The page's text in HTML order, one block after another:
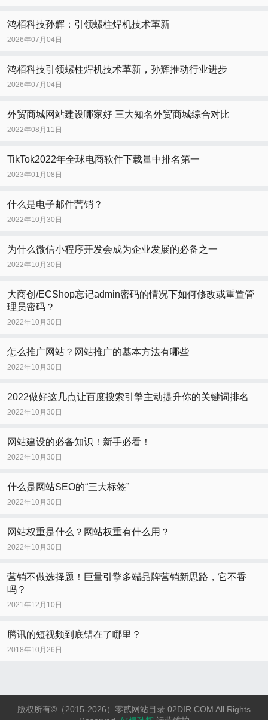
鸿栢科技孙辉：引领螺柱焊机技术革新
2026年07月04日
鸿栢科技引领螺柱焊机技术革新，孙辉推动行业进步
2026年07月04日
外贸商城网站建设哪家好 三大知名外贸商城综合对比
2022年08月11日
TikTok2022年全球电商软件下载量中排名第一
2023年01月08日
什么是电子邮件营销？
2022年10月30日
为什么微信小程序开发会成为企业发展的必备之一
2022年10月30日
大商创/ECShop忘记admin密码的情况下如何修改或重置管
理员密码？
2022年10月30日
怎么推广网站？网站推广的基本方法有哪些
2022年10月30日
2022做好这几点让百度搜索引擎主动提升你的关键词排名
2022年10月30日
网站建设的必备知识！新手必看！
2022年10月30日
什么是网站SEO的“三大标签”
2022年10月30日
网站权重是什么？网站权重有什么用？
2022年10月30日
营销不做选择题！巨量引擎多端品牌营销新思路，它不香
吗？
2021年12月10日
腾讯的短视频到底错在了哪里？
2018年10月26日
版权所有©（2015-2026）零贰网站目录 02DIR.COM All Rights